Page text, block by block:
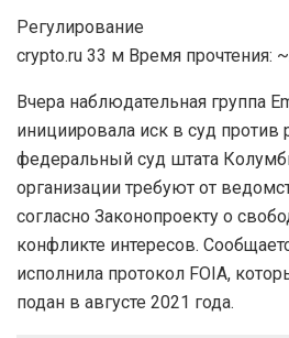
Регулирование
crypto.ru 33 м Время прочтения:
Вчера наблюдательная группа
инициировала иск в суд против
федеральный суд штата
организации требуют от
согласно Законопроекту о
конфликте интересов.
исполнила протокол FOIA,
подан в августе 2021 года.